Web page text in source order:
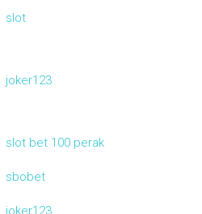
slot
joker123
slot bet 100 perak
sbobet
joker123